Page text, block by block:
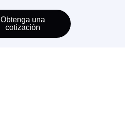
Obtenga una
cotización